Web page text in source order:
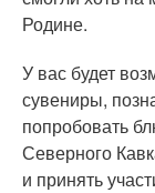
Родине.
У вас будет
сувениры,
попробовать
Северного
и принять